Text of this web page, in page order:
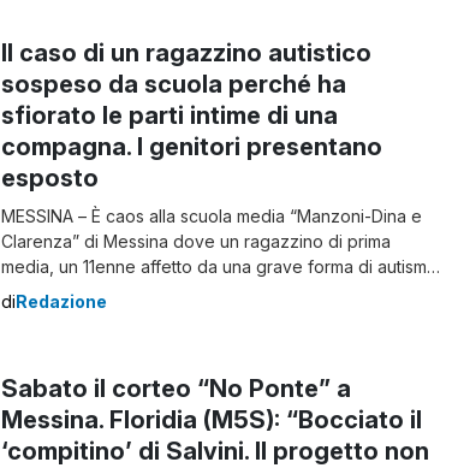
Il caso di un ragazzino autistico
sospeso da scuola perché ha
sfiorato le parti intime di una
compagna. I genitori presentano
esposto
MESSINA – È caos alla scuola media “Manzoni-Dina e
Clarenza” di Messina dove un ragazzino di prima
media, un 11enne affetto da una grave forma di autismo,
è stato sospeso perché avrebbe toccato parti intime di
diRedazione
Sabato il corteo “No Ponte” a
Messina. Floridia (M5S): “Bocciato il
‘compitino’ di Salvini. Il progetto non